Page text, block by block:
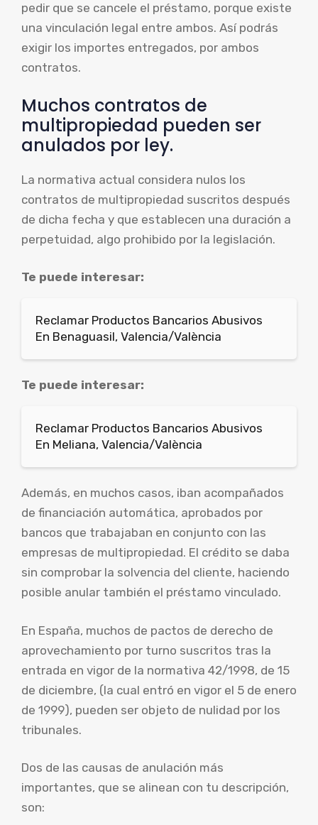
pedir que se cancele el préstamo, porque existe
una vinculación legal entre ambos. Así podrás
exigir los importes entregados, por ambos
contratos.
Muchos contratos de
multipropiedad pueden ser
anulados por ley.
La normativa actual considera nulos los
contratos de multipropiedad suscritos después
de dicha fecha y que establecen una duración a
perpetuidad, algo prohibido por la legislación.
Te puede interesar:
Reclamar Productos Bancarios Abusivos
En Benaguasil, Valencia/València
Te puede interesar:
Reclamar Productos Bancarios Abusivos
En Meliana, Valencia/València
Además, en muchos casos, iban acompañados
de financiación automática, aprobados por
bancos que trabajaban en conjunto con las
empresas de multipropiedad. El crédito se daba
sin comprobar la solvencia del cliente, haciendo
posible anular también el préstamo vinculado.
En España, muchos de pactos de derecho de
aprovechamiento por turno suscritos tras la
entrada en vigor de la normativa 42/1998, de 15
de diciembre, (la cual entró en vigor el 5 de enero
de 1999), pueden ser objeto de nulidad por los
tribunales.
Dos de las causas de anulación más
importantes, que se alinean con tu descripción,
son: